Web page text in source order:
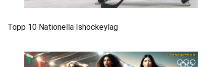
Topp 10 Nationella Ishockeylag